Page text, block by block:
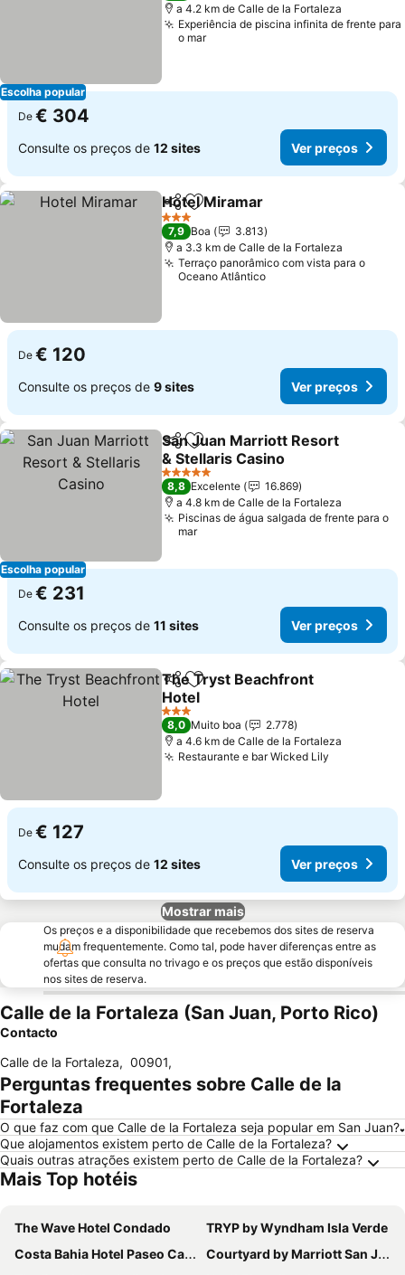
Escolha popular
a 4.2 km de Calle de la Fortaleza
Experiência de piscina infinita de frente para
o mar
De € 304
Consulte os preços de 12 sites Ver preços
PartilharAdicionar aos favoritos
Hotel Miramar
3 Estrelas
7,9 Boa
3.813
a 3.3 km de Calle de la Fortaleza
Terraço panorâmico com vista para o
Oceano Atlântico
De € 120
Consulte os preços de 9 sites Ver preços
Escolha popular
PartilharAdicionar aos favoritos
San Juan Marriott Resort
& Stellaris Casino
Ver preços
5 Estrelas
8,8 Excelente
16.869
a 4.8 km de Calle de la Fortaleza
Piscinas de água salgada de frente para o
mar
De € 231
Consulte os preços de 11 sites Ver preços
PartilharAdicionar aos favoritos
The Tryst Beachfront
Hotel
Ver preços
3 Estrelas
8,0 Muito boa
2.778
a 4.6 km de Calle de la Fortaleza
Restaurante e bar Wicked Lily
De € 127
Consulte os preços de 12 sites Ver preços
Mostrar mais
Os preços e a disponibilidade que recebemos dos sites de reserva
mudam frequentemente. Como tal, pode haver diferenças entre as
ofertas que consulta no trivago e os preços que estão disponíveis
nos sites de reserva.
Calle de la Fortaleza (San Juan, Porto Rico)
Contacto
Calle de la Fortaleza, 00901,
Perguntas frequentes sobre Calle de la
Fortaleza
O que faz com que Calle de la Fortaleza seja popular em San Juan?
Que alojamentos existem perto de Calle de la Fortaleza?
Quais outras atrações existem perto de Calle de la Fortaleza?
Mais Top hotéis
The Wave Hotel Condado
TRYP by Wyndham Isla Verde
Costa Bahia Hotel Paseo Caribe
Courtyard by Marriott San Juan Miramar